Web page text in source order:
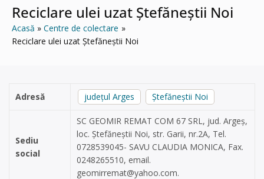
Reciclare ulei uzat Ștefăneștii Noi
Acasă
Centre de colectare
Reciclare ulei uzat Ștefăneștii Noi
Adresă județul Arges Ștefăneștii Noi
Sediu
social
SC GEOMIR REMAT COM 67 SRL, jud. Argeș,
loc. Ștefăneștii Noi, str. Garii, nr.2A, Tel.
0728539045- SAVU CLAUDIA MONICA, Fax.
0248265510, email.
geomirremat@yahoo.com.